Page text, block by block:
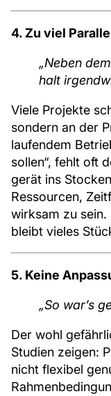
4. Zu viel
„Neben
halt
Viele Projekte
sondern an der
laufendem
sollen“, fehlt oft
gerät ins
Ressourcen,
wirksam zu
bleibt vieles
5. Keine
„So war’s
Der wohl
Studien zeigen:
nicht flexibel